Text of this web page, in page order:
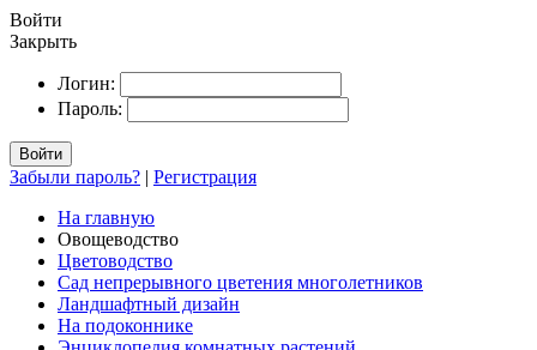
Войти
Закрыть
Логин:
Пароль:
Войти
Забыли пароль? | Регистрация
На главную
Овощеводство
Цветоводство
Сад непрерывного цветения многолетников
Ландшафтный дизайн
На подоконнике